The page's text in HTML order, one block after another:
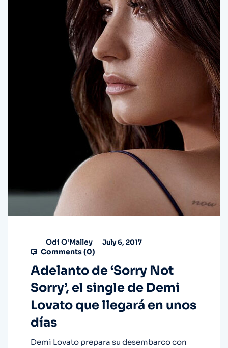
Odi O'Malley July 6, 2017
Comments (0)
Adelanto de ‘Sorry Not
Sorry’, el single de Demi
Lovato que llegará en unos
días
Demi Lovato prepara su desembarco con